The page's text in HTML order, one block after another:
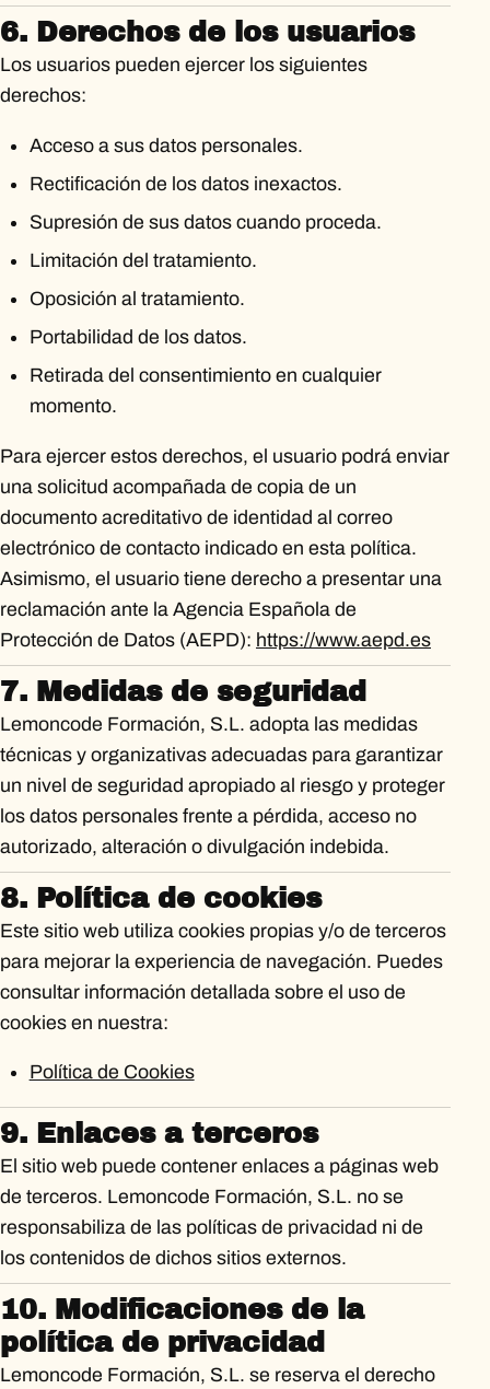
6. Derechos de los usuarios
Los usuarios pueden ejercer los siguientes
derechos:
Acceso a sus datos personales.
Rectificación de los datos inexactos.
Supresión de sus datos cuando proceda.
Limitación del tratamiento.
Oposición al tratamiento.
Portabilidad de los datos.
Retirada del consentimiento en cualquier
momento.
Para ejercer estos derechos, el usuario podrá enviar
una solicitud acompañada de copia de un
documento acreditativo de identidad al correo
electrónico de contacto indicado en esta política.
Asimismo, el usuario tiene derecho a presentar una
reclamación ante la Agencia Española de
Protección de Datos (AEPD): https://www.aepd.es
7. Medidas de seguridad
Lemoncode Formación, S.L. adopta las medidas
técnicas y organizativas adecuadas para garantizar
un nivel de seguridad apropiado al riesgo y proteger
los datos personales frente a pérdida, acceso no
autorizado, alteración o divulgación indebida.
8. Política de cookies
Este sitio web utiliza cookies propias y/o de terceros
para mejorar la experiencia de navegación. Puedes
consultar información detallada sobre el uso de
cookies en nuestra:
Política de Cookies
9. Enlaces a terceros
El sitio web puede contener enlaces a páginas web
de terceros. Lemoncode Formación, S.L. no se
responsabiliza de las políticas de privacidad ni de
los contenidos de dichos sitios externos.
10. Modificaciones de la
política de privacidad
Lemoncode Formación, S.L. se reserva el derecho